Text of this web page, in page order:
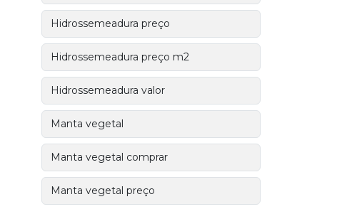
Hidrossemeadura preço
Hidrossemeadura preço m2
Hidrossemeadura valor
Manta vegetal
Manta vegetal comprar
Manta vegetal preço